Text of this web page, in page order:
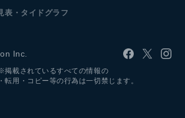
表・タイドグラフ
Inc.
掲載されているすべての情報の
転用・コピー等の行為は一切禁じます。